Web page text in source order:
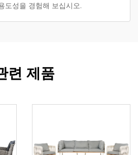
도성을 경험해 보십시오.
련 제품